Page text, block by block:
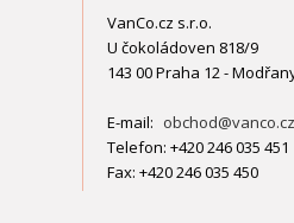
VanCo.cz s.r.o.
U čokoládoven 818/9
143 00 Praha 12 -
E-mail: obchod@vanco.cz
Telefon: +420 246 035 451
Fax: +420 246 035 450